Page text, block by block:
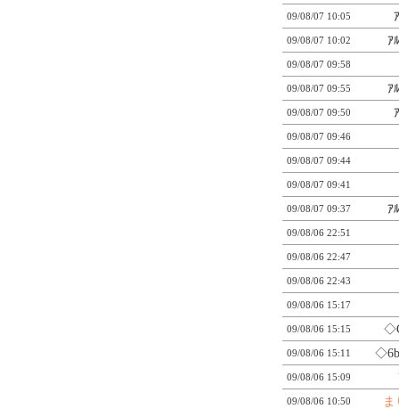
09/08/07 10:05
09/08/07 10:02 ｱ
09/08/07 09:58
09/08/07 09:55 ｱ
09/08/07 09:50
09/08/07 09:46
09/08/07 09:44
09/08/07 09:41
09/08/07 09:37 ｱ
09/08/06 22:51
09/08/06 22:47
09/08/06 22:43
09/08/06 15:17
09/08/06 15:15
09/08/06 15:11
09/08/06 15:09
09/08/06 10:50